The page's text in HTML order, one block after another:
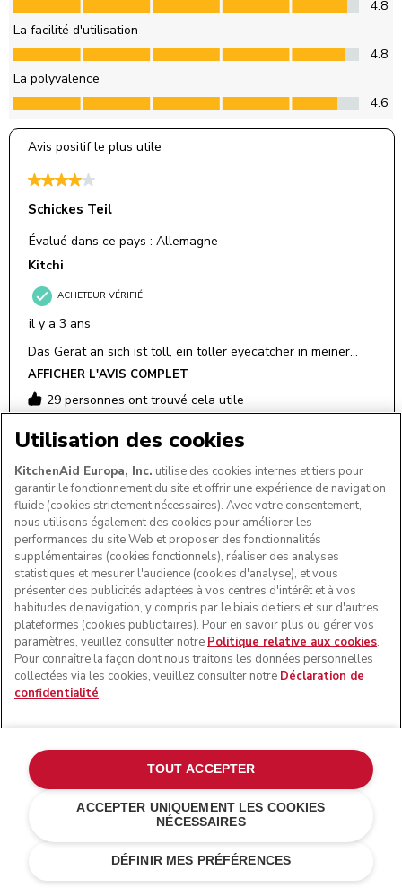
Votre gravure (0/24)
Crème
€ 449,25
€ 599,00
Économies de
coûts € 149,75
AJOUTER AU PANIER
Utilisation des cookies
KitchenAid Europa, Inc. utilise des cookies internes et tiers pour
garantir le fonctionnement du site et offrir une expérience de navigation
fluide (cookies strictement nécessaires). Avec votre consentement,
nous utilisons également des cookies pour améliorer les
performances du site Web et proposer des fonctionnalités
supplémentaires (cookies fonctionnels), réaliser des analyses
statistiques et mesurer l'audience (cookies d'analyse), et vous
présenter des publicités adaptées à vos centres d'intérêt et à vos
habitudes de navigation, y compris par le biais de tiers et sur d'autres
plateformes (cookies publicitaires). Pour en savoir plus ou gérer vos
paramètres, veuillez consulter notre Politique relative aux cookies.
Pour connaître la façon dont nous traitons les données personnelles
collectées via les cookies, veuillez consulter notre Déclaration de
confidentialité.
DÉFINIR MES PRÉFÉRENCES
ACCEPTER UNIQUEMENT LES COOKIES
NÉCESSAIRES
TOUT ACCEPTER